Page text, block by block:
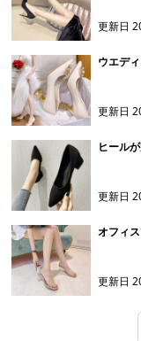
更新日
ウエデ
更新日
ヒール
更新日
オフィ
更新日